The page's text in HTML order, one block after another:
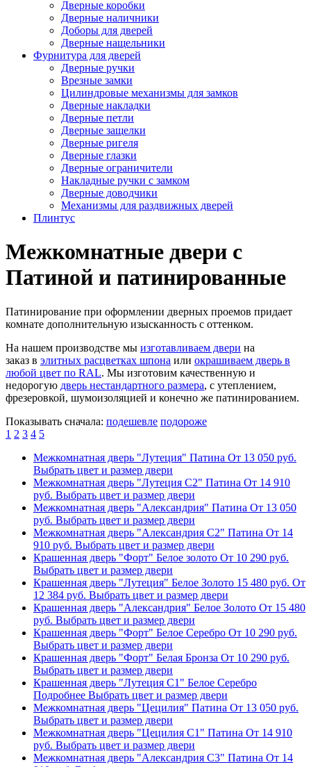
Дверные коробки
Дверные наличники
Доборы для дверей
Дверные нащельники
Фурнитура для дверей
Дверные ручки
Врезные замки
Цилиндровые механизмы для замков
Дверные накладки
Дверные петли
Дверные защелки
Дверные ригеля
Дверные глазки
Дверные ограничители
Накладные ручки с замком
Дверные доводчики
Механизмы для раздвижных дверей
Плинтус
Межкомнатные двери с
Патиной и патинированные
Патинирование при оформлении дверных проемов придает
комнате дополнительную изысканность с оттенком.
На нашем производстве мы изготавливаем двери на
заказ в элитных расцветках шпона или окрашиваем дверь в
любой цвет по RAL. Мы изготовим качественную и
недорогую дверь нестандартного размера, с утеплением,
фрезеровкой, шумоизоляцией и конечно же патинированием.
Показывать сначала: подешевле подороже
1 2 3 4 5
Межкомнатная дверь "Лутеция" Патина От 13 050 руб.
Выбрать цвет и размер двери
Межкомнатная дверь "Лутеция С2" Патина От 14 910
руб. Выбрать цвет и размер двери
Межкомнатная дверь "Александрия" Патина От 13 050
руб. Выбрать цвет и размер двери
Межкомнатная дверь "Александрия С2" Патина От 14
910 руб. Выбрать цвет и размер двери
Крашенная дверь "Форт" Белое золото От 10 290 руб.
Выбрать цвет и размер двери
Крашенная дверь "Лутеция" Белое Золото 15 480 руб. От
12 384 руб. Выбрать цвет и размер двери
Крашенная дверь "Александрия" Белое Золото От 15 480
руб. Выбрать цвет и размер двери
Крашенная дверь "Форт" Белое Серебро От 10 290 руб.
Выбрать цвет и размер двери
Крашенная дверь "Форт" Белая Бронза От 10 290 руб.
Выбрать цвет и размер двери
Крашенная дверь "Лутеция С1" Белое Серебро
Подробнее Выбрать цвет и размер двери
Межкомнатная дверь "Цецилия" Патина От 13 050 руб.
Выбрать цвет и размер двери
Межкомнатная дверь "Цецилия С1" Патина От 14 910
руб. Выбрать цвет и размер двери
Межкомнатная дверь "Александрия С3" Патина От 14